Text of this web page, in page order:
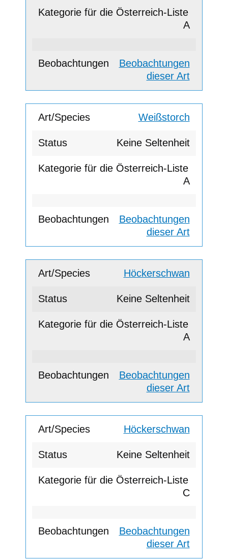
A
Beobachtungen
dieser Art
Weißstorch
Keine Seltenheit
A
Beobachtungen
dieser Art
Höckerschwan
Keine Seltenheit
A
Beobachtungen
dieser Art
Höckerschwan
Keine Seltenheit
C
Beobachtungen
dieser Art